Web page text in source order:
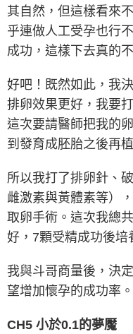
其自然，但這樣看來
乎連做人工受孕也行
成功，這樣下去真的
好吧！既然如此，我
排卵效果更好，我要
這次要請醫師把我的
到發育成胚胎之後再
所以我打了排卵針、
雌激素與黃體素等）
取卵手術。這次我總
好，7顆受精成功後培
我與斗哥商量後，決
望增加懷孕的成功率。
CH5 小於0.1的夢魘